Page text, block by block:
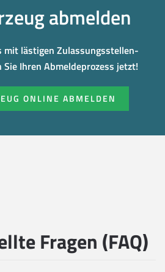
abmelden
mit lästigen Zulassungsstellen-
Ihren Abmeldeprozess jetzt!
ONLINE ABMELDEN
Fragen (FAQ)